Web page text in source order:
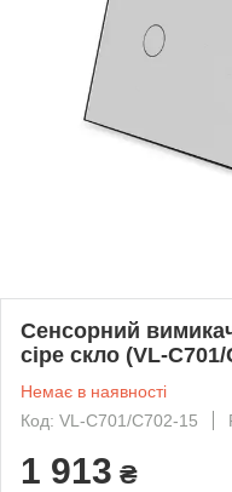
Сенсорний
сіре скло (VL-C701/
Немає в наявності
Код: VL-C701/C702-15
1 913 ₴